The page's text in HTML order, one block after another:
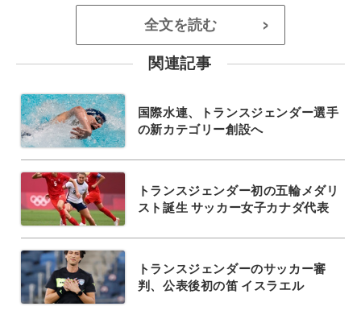
全文を読む >
関連記事
国際水連、トランスジェンダー選手
の新カテゴリー創設へ
トランスジェンダー初の五輪メダリ
スト誕生 サッカー女子カナダ代表
トランスジェンダーのサッカー審
判、公表後初の笛 イスラエル